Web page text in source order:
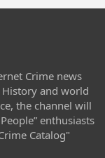
Crime news
and world
the channel will
enthusiasts
Catalog"